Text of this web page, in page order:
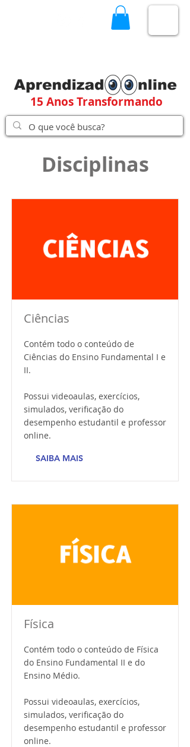
15 Anos Transformando
Disciplinas
Ciências
Contém todo o conteúdo de
Ciências do Ensino Fundamental I e
II.
Possui videoaulas, exercícios,
simulados, verificação do
desempenho estudantil e professor
online.
SAIBA MAIS
Física
Contém todo o conteúdo de Física
do Ensino Fundamental II e do
Ensino Médio.
Possui videoaulas, exercícios,
simulados, verificação do
desempenho estudantil e professor
online.